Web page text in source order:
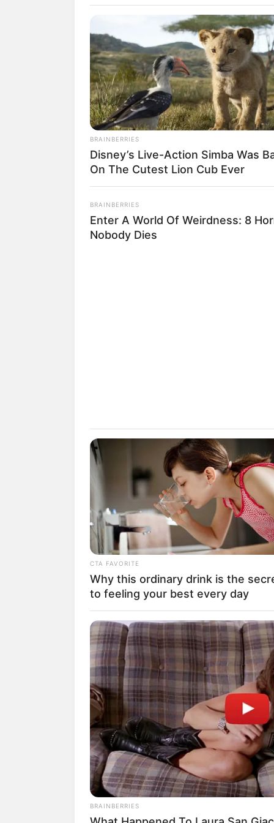
Kindergeburtstag
Schlösser und
Tagesausflugsziele
Bademöglichkeiten
Wandern
Kinoprogramm
Angebote für
Aussichtstürme
Kletterparks
Ferienwohnungen,
Wäre es nicht besser,
Quermania folgen:
Auf einigen Seiten dieses
eine Unterstützung, ohne
BRAINBERRIES
Disney’s Live-Action Simba Was
On The Cutest Lion Cub Ever
BRAINBERRIES
Enter A World Of Weirdness: 8
Nobody Dies
CTA FAVORITE
Why this ordinary drink is the
to feeling your best every day
BRAINBERRIES
BRAINBERRIES
Olena Zelenska's Life Changed
BRAINBERRIES
Is The Movie "Danish Girl" A True
BRAINBERRIES
The 90s Was A Fantastic Decade
Fans Of Action Movies